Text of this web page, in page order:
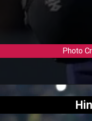
Photo